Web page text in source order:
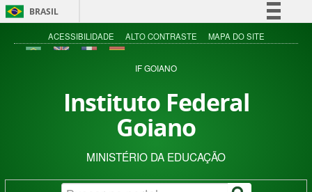
BRASIL
Simplifique!
Acesso à informação
ACESSIBILIDADE ALTO CONTRASTE MAPA DO SITE
IF GOIANO
Instituto Federal
Goiano
MINISTÉRIO DA EDUCAÇÃO